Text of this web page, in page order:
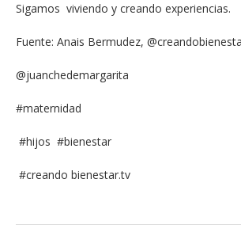
Sigamos viviendo y creando experiencias.
Fuente: Anais Bermudez,
@juanchedemargarita
#maternidad
#hijos #bienestar
#creando bienestar.tv